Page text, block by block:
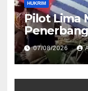
HUKRIM
Pilot Lima
Ditembak
07/08/2026